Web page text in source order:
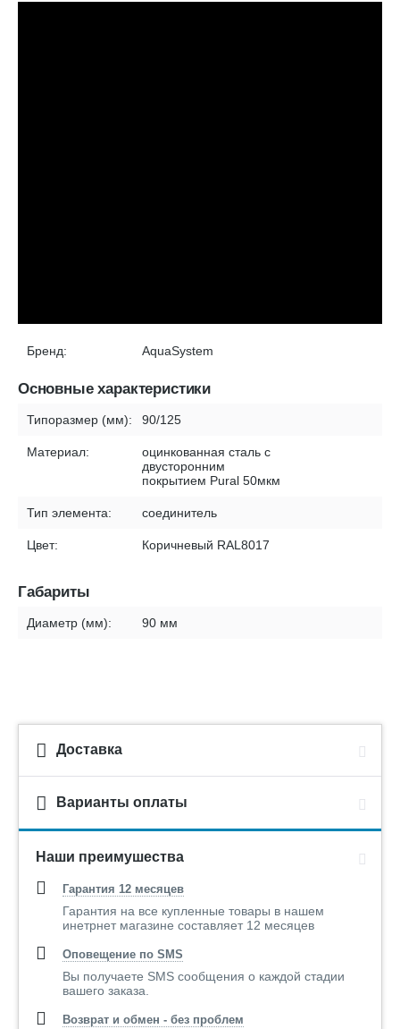
Бренд: AquaSystem
Основные характеристики
Типоразмер (мм): 90/125
Материал:
оцинкованная сталь с
двусторонним
покрытием Pural 50мкм
Тип элемента: соединитель
Цвет: Коричневый RAL8017
Габариты
Диаметр (мм): 90 мм
Доставка
Варианты оплаты
Наши преимушества
Гарантия 12 месяцев
Гарантия на все купленные товары в нашем
инетрнет магазине составляет 12 месяцев
Оповещение по SMS
Вы получаете SMS сообщения о каждой стадии
вашего заказа.
Возврат и обмен - без проблем